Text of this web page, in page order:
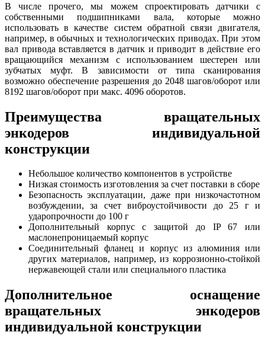
В числе прочего, мы можем спроектировать датчики с
собственными подшипниками вала, которые можно
использовать в качестве систем обратной связи двигателя,
например, в обычных и технологических приводах. При этом
вал привода вставляется в датчик и приводит в действие его
вращающийся механизм с использованием шестерен или
зубчатых муфт. В зависимости от типа сканирования
возможно обеспечение разрешения до 2048 шагов/оборот или
8192 шагов/оборот при макс. 4096 оборотов.
Преимущества вращательных
энкодеров индивидуальной
конструкции
Небольшое количество компонентов в устройстве
Низкая стоимость изготовления за счет поставки в сборе
Безопасность эксплуатации, даже при низкочастотном
возбуждении, за счет виброустойчивости до 25 г и
ударопрочности до 100 г
Дополнительный корпус с защитой до IP 67 или
маслонепроницаемый корпус
Соединительный фланец и корпус из алюминия или
других материалов, например, из коррозионно-стойкой
нержавеющей стали или специального пластика
Дополнительное оснащение
вращательных энкодеров
индивидуальной конструкции